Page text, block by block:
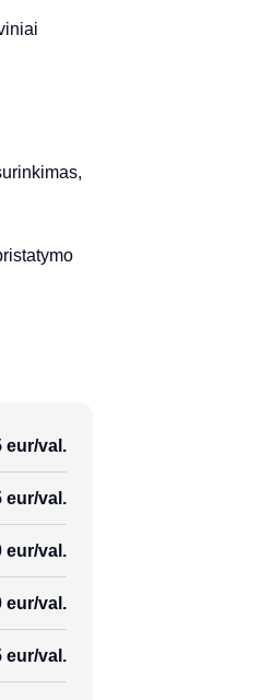
eur/val.
eur/val.
eur/val.
eur/val.
eur/val.